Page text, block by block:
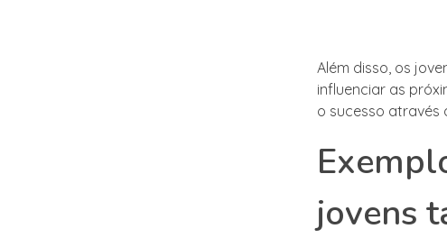
Além disso, os
influenciar as
o sucesso através
jovens